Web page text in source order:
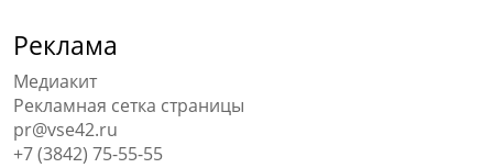
Реклама
Медиакит
Рекламная сетка страницы
pr@vse42.ru
+7 (3842) 75-55-55